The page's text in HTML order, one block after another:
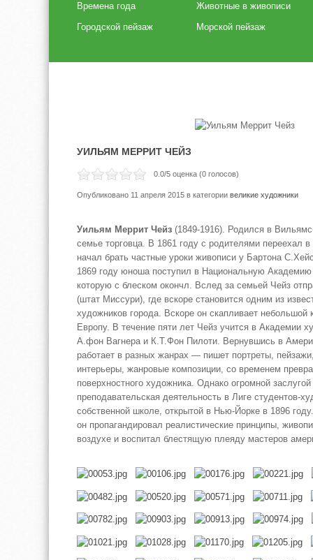
Времена года
Городской пейзаж
Животные в живописи
Морской пейзаж
УИЛЬЯМ МЕРРИТ ЧЕЙЗ
0.0/5 оценка (0 голосов)
Опубликовано 11 апреля 2015 в категории великие художники
Уильям Меррит Чейз (1849-1916). Родился в
семье торговца. В 1861 году с родителями переехал
начал брать частные уроки живописи у Бартона
1869 году юноша поступил в Национальную
которую с блеском окончл. Вслед за семьей Чейз
(штат Миссури), где вскоре становится одним из
художников города. Вскоре он скапливает небольшой
Европу. В течение пяти лет Чейз учится в Академии
А.фон Вагнера и К.Т.Фон Пилоти. Вернувшись в
работает в разных жанрах — пишет портреты,
интерьеры, жанровые композиции, со временем
поверхностного художника. Однако огромной
преподавательская деятельность в Лиге студентов-
собственной школе, открытой в Нью-Йорке в 1896
он пропагандировал реалистические принципы,
воздухе и воспитал блестящую плеяду мастеров